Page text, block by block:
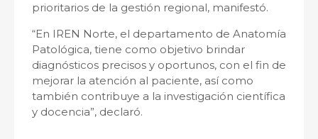
prioritarios de la gestión regional, manifestó.
“En IREN Norte, el departamento de Anatomía
Patológica, tiene como objetivo brindar
diagnósticos precisos y oportunos, con el fin de
mejorar la atención al paciente, así como
también contribuye a la investigación científica
y docencia”, declaró.